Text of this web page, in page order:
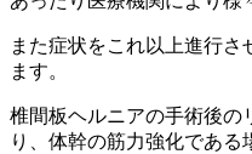
また症状をこれ以上進行さ
ます。
椎間板ヘルニアの手術後の
り、体幹の筋力強化である